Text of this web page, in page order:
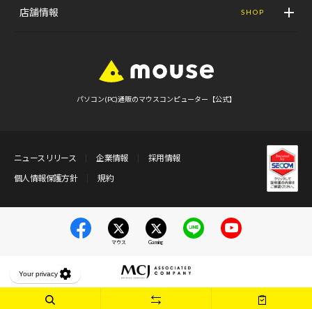
店舗情報 SHOP
パソコン(PC)通販のマウスコンピューター【公式】
ニュースリリース 企業情報
採用情報
個人情報保護方針
規約
マウス Gaming